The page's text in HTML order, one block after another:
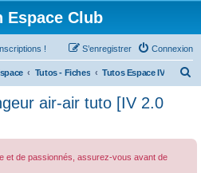
Espace Club
! Connexion
S’enregistrer
Tutos - Fiches Tutos Espace IV
air-air tuto [IV 2.0
et de passionnés, assurez-vous avant de